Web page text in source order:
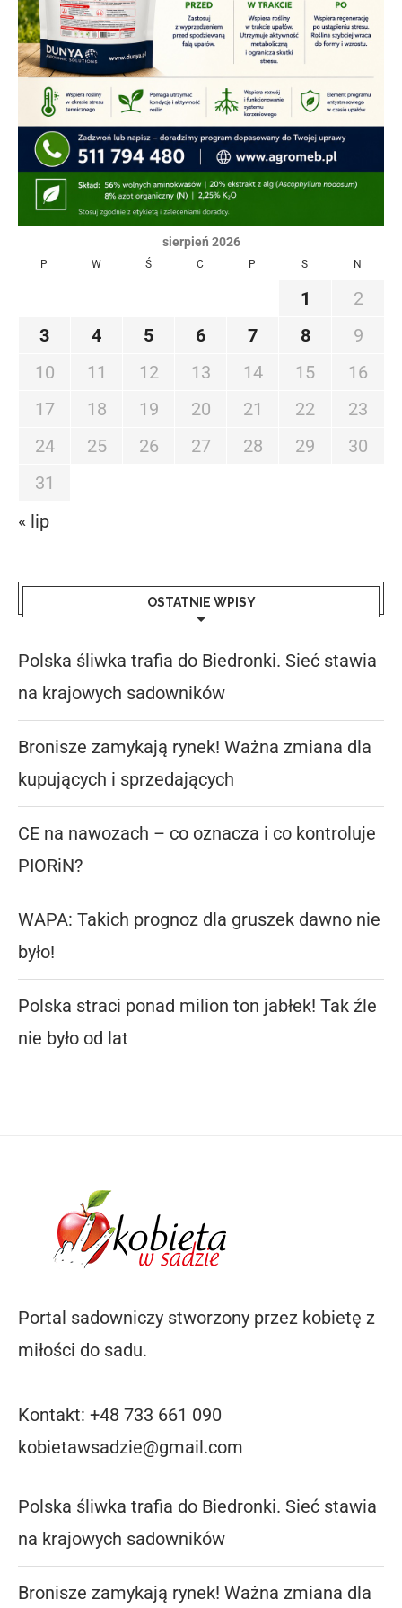
sierpień 2026
P W Ś C P S N
1
2
3
4 5 6 7 8
9
10
11 12 13 14 15
16
17
18 19 20 21 22
23
24
25 26 27 28 29
30
31
« lip
OSTATNIE WPISY
Polska śliwka trafia do Biedronki. Sieć stawia
na krajowych sadowników
Bronisze zamykają rynek! Ważna zmiana dla
kupujących i sprzedających
CE na nawozach – co oznacza i co kontroluje
PIORiN?
WAPA: Takich prognoz dla gruszek dawno nie
było!
Polska straci ponad milion ton jabłek! Tak źle
nie było od lat
Portal sadowniczy stworzony przez kobietę z
miłości do sadu.
Kontakt: +48 733 661 090
kobietawsadzie@gmail.com
Polska śliwka trafia do Biedronki. Sieć stawia
na krajowych sadowników
Bronisze zamykają rynek! Ważna zmiana dla